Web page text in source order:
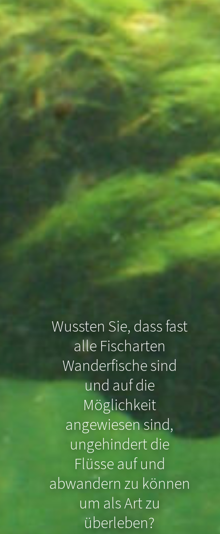
Wussten Sie, dass fast
alle Fischarten
Wanderfische sind
und auf die
Möglichkeit
angewiesen sind,
ungehindert die
Flüsse auf und
abwandern zu können
um als Art zu
überleben?
Wussten Sie, dass
Nordseeschnäpel
schon durch geringe
Sohlabstürze an der
Wanderung gehindert
werden?